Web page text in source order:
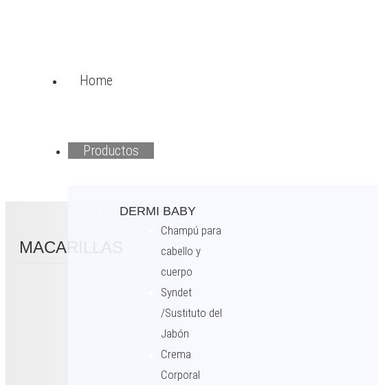
Home
Productos
DERMI BABY
Champú para
cabello y
cuerpo
Syndet
/Sustituto del
Jabón
Crema
Corporal
MACARILLAS